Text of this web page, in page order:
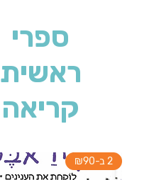
ספרי
ראשית
קריאה
2 ב-₪90